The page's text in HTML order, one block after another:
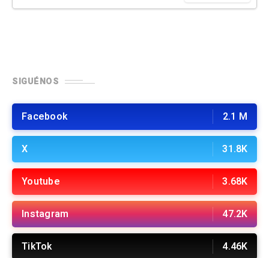
SIGUÉNOS
Facebook 2.1 M
X 31.8K
Youtube 3.68K
Instagram 47.2K
TikTok 4.46K